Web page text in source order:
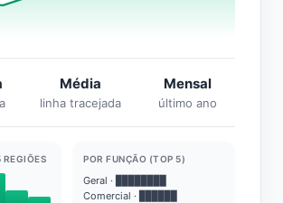
Média
linha tracejada
Mensal
último ano
REGIÕES POR FUNÇÃO (TOP 5)
Geral · ████████
Comercial · ██████